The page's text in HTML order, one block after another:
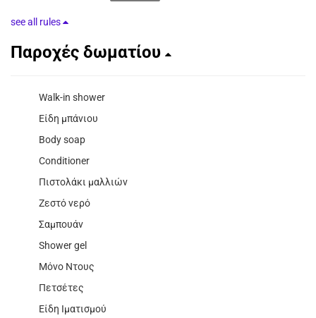
see all rules
Παροχές δωματίου
Walk-in shower
Είδη μπάνιου
Body soap
Conditioner
Πιστολάκι μαλλιών
Ζεστό νερό
Σαμπουάν
Shower gel
Μόνο Ντους
Πετσέτες
Είδη Ιματισμού